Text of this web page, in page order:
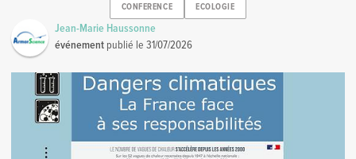
CONFERENCE ECOLOGIE
Jean-Marie Haussonne
événement publié le31/07/2026